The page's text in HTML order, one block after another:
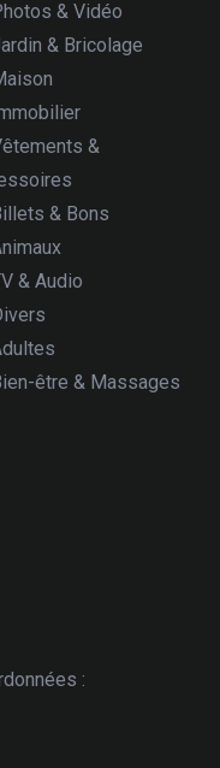
& Vidéo
& Bricolage
&
& Bons
& Audio
être & Massages
: